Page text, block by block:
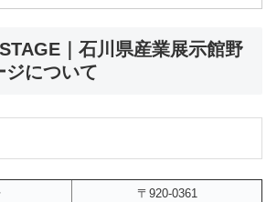
｜石川県産業展示館野
ジについて
〒920-0361